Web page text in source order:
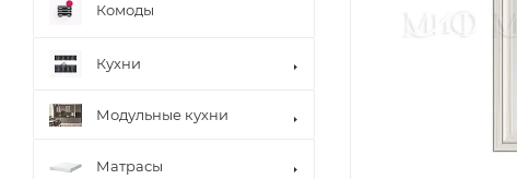
Комоды
Кухни
Модульные кухни
Матрасы